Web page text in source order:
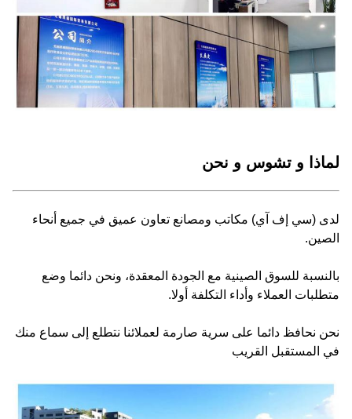
لماذا و تشوس و نحن
لدى (سي إف آي) مكاتب ومصانع تعاون عميق في جميع أنحاء
الصين.
بالنسبة للسوق الصينية مع الجودة المعقدة، ونحن دائما وضع
متطلبات العملاء وأداء التكلفة أولا.
نحن نحافظ دائما على سرية صارمة لعملائنا نتطلع إلى سماع منك
في المستقبل القريب